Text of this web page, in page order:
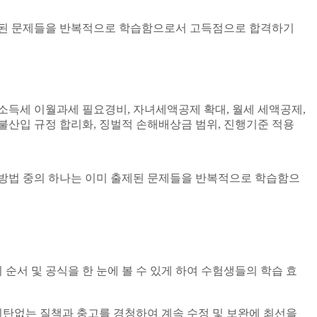
제들을 반복적으로 학습함으로서 고득점으로 합격하기
세 이월과세 필요경비, 자녀세액공제 확대, 월세 세액공제,
입 규정 합리화, 징벌적 손해배상금 범위, 진행기준 적용
중의 하나는 이미 출제된 문제들을 반복적으로 학습함으
서 및 공식을 한 눈에 볼 수 있게 하여 수험생들의 학습 효
없는 질책과 충고를 경청하여 계속 수정 및 보완에 최선을